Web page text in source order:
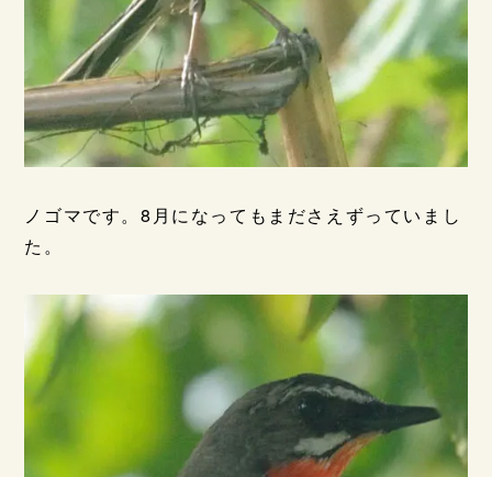
ノゴマです。8月になってもまださえずっていまし
た。